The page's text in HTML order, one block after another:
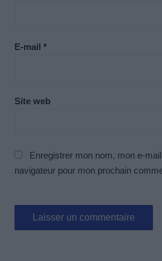
E-mail *
Site web
Enregistrer mon nom, mon e-
navigateur pour mon prochain